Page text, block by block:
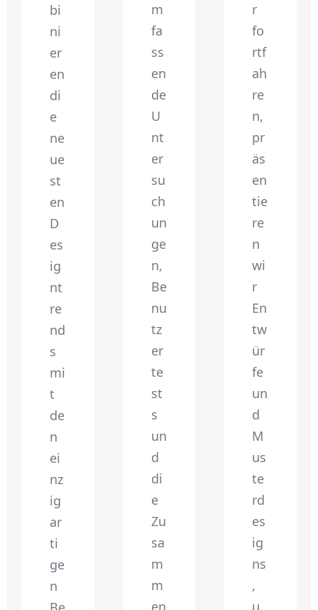
bi
ni
er
en
di
e
ne
ue
st
en
D
es
ig
nt
re
nd
s
mi
t
de
n
ei
nz
ig
ar
ti
ge
n
m
fa
ss
en
de
U
nt
er
su
ch
un
ge
n,
Be
nu
tz
er
te
st
s
un
d
di
e
Zu
sa
m
m
en
r
fo
rtf
ah
re
n,
pr
äs
en
tie
re
n
wi
r
En
tw
ür
fe
un
d
M
us
te
rd
es
ig
ns
,
u